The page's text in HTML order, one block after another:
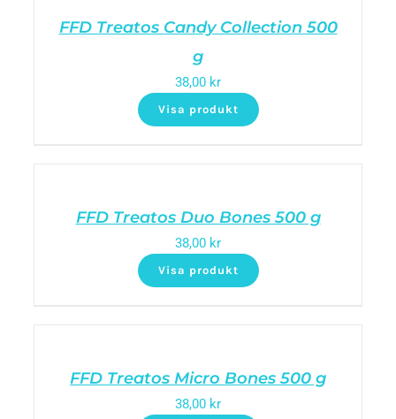
FFD Treatos Candy Collection 500
g
38,00 kr
Visa produkt
FFD Treatos Duo Bones 500 g
38,00 kr
Visa produkt
FFD Treatos Micro Bones 500 g
38,00 kr